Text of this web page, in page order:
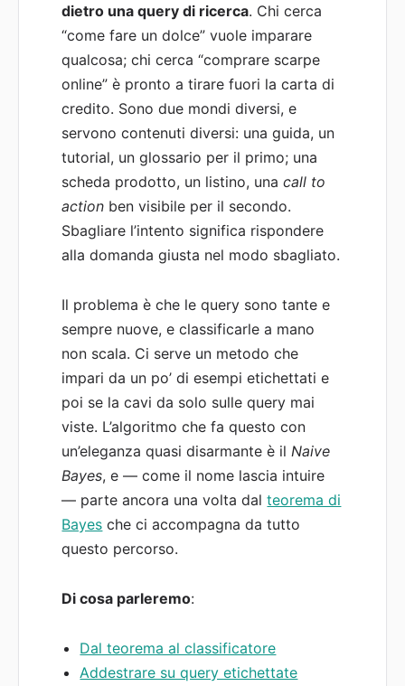
dietro una query di ricerca. Chi cerca
“come fare un dolce” vuole imparare
qualcosa; chi cerca “comprare scarpe
online” è pronto a tirare fuori la carta di
credito. Sono due mondi diversi, e
servono contenuti diversi: una guida, un
tutorial, un glossario per il primo; una
scheda prodotto, un listino, unacall to
action ben visibile per il secondo.
Sbagliare l’intento significa rispondere
alla domanda giusta nel modo sbagliato.
Il problema è che le query sono tante e
sempre nuove, e classificarle a mano
non scala. Ci serve un metodo che
impari da un po’ di esempi etichettati e
poi se la cavi da solo sulle query mai
viste. L’algoritmo che fa questo con
un’eleganza quasi disarmante è il Naive
Bayes, e — come il nome lascia intuire
— parte ancora una volta dalteorema di
Bayes che ci accompagna da tutto
questo percorso.
Di cosa parleremo:
Dal teorema al classificatore
Addestrare su query etichettate